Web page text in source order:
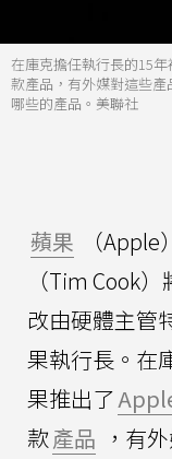
在庫克擔任執行長的15
款產品，有外媒對這些
哪些的產品。美聯社
蘋果 （
（Tim Cook
改由硬體主管
果執行長。在
果推出了
款產品 ，有